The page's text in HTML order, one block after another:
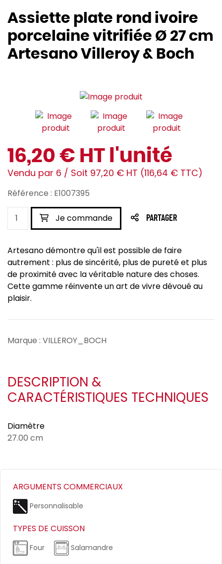
Assiette plate rond ivoire
porcelaine vitrifiée Ø 27 cm
Artesano Villeroy & Boch
16,20 € HT l'unité
Vendu par 6 / Soit 97,20 € HT (116,64 € TTC)
Référence : E1007395
Je commande PARTAGER
Artesano démontre qu'il est possible de faire
autrement : plus de sincérité, plus de pureté et plus
de proximité avec la véritable nature des choses.
Cette gamme réinvente un art de vivre dévoué au
plaisir.
Marque : VILLEROY_BOCH
DESCRIPTION &
CARACTÉRISTIQUES TECHNIQUES
Diamètre
27.00 cm
ARGUMENTS COMMERCIAUX
Personnalisable
TYPES DE CUISSON
Four Salamandre